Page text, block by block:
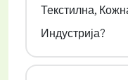
Текстилна,
Индустрија?